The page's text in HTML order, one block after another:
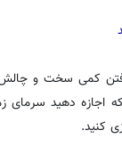
کمی سخت و
اجازه دهید سرمای
کنید.